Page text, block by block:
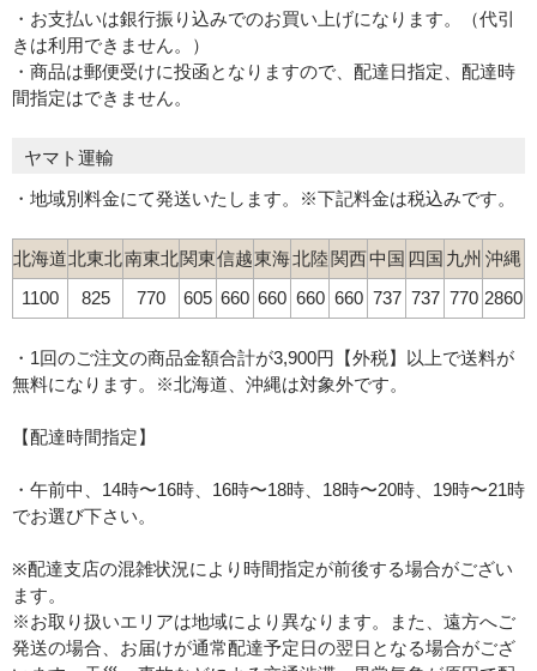
・お支払いは銀行振り込みでのお買い上げになります。（代引
きは利用できません。）
・商品は郵便受けに投函となりますので、配達日指定、配達時
間指定はできません。
ヤマト運輸
・地域別料金にて発送いたします。※下記料金は税込みです。
北海道北東北南東北関東信越東海北陸 関西中国 四国 九州 沖縄
1100
825 770 605 660 660 660 660 737 737 770 2860
・1回のご注文の商品金額合計が3,900円【外税】以上で送料が
無料になります。※北海道、沖縄は対象外です。
【配達時間指定】
・午前中、14時〜16時、16時〜18時、18時〜20時、19時〜21時
でお選び下さい。
※配達支店の混雑状況により時間指定が前後する場合がござい
ます。
※お取り扱いエリアは地域により異なります。また、遠方へご
発送の場合、お届けが通常配達予定日の翌日となる場合がござ